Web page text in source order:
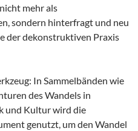
mehr als
sondern hinterfragt und neu
der dekonstruktiven Praxis
In Sammelbänden wie
des Wandels in
und Kultur wird die
genutzt, um den Wandel